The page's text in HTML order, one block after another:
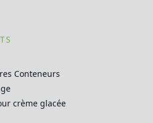
Conteneurs
crème glacée